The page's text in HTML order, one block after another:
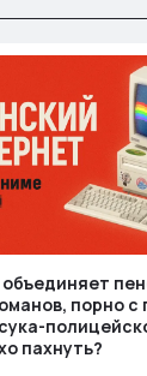
порно с
пахнуть?